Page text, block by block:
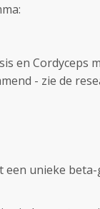
en Cordyceps
- zie de
een unieke